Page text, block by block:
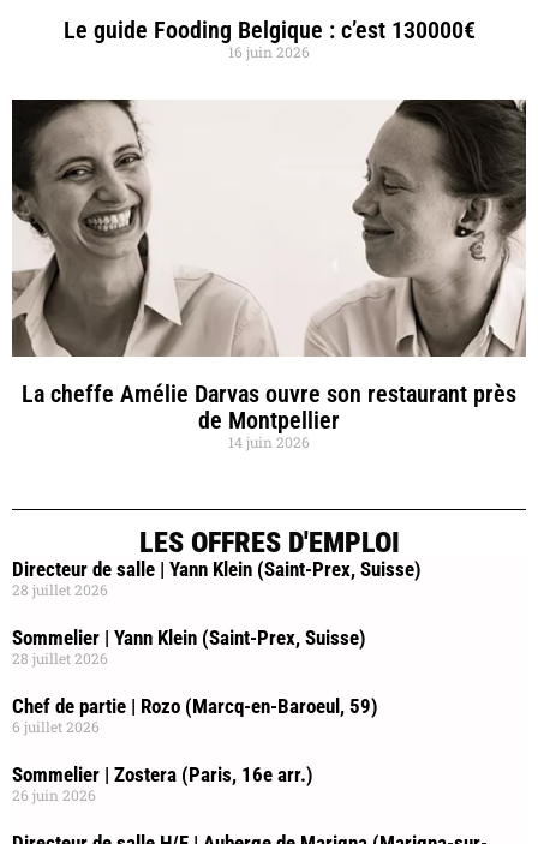
Le guide Fooding Belgique : c’est 130000€
16 juin 2026
La cheffe Amélie Darvas ouvre son restaurant près
de Montpellier
14 juin 2026
LES OFFRES D'EMPLOI
Directeur de salle | Yann Klein (Saint-Prex, Suisse)
28 juillet 2026
Sommelier | Yann Klein (Saint-Prex, Suisse)
28 juillet 2026
Chef de partie | Rozo (Marcq-en-Baroeul, 59)
6 juillet 2026
Sommelier | Zostera (Paris, 16e arr.)
26 juin 2026